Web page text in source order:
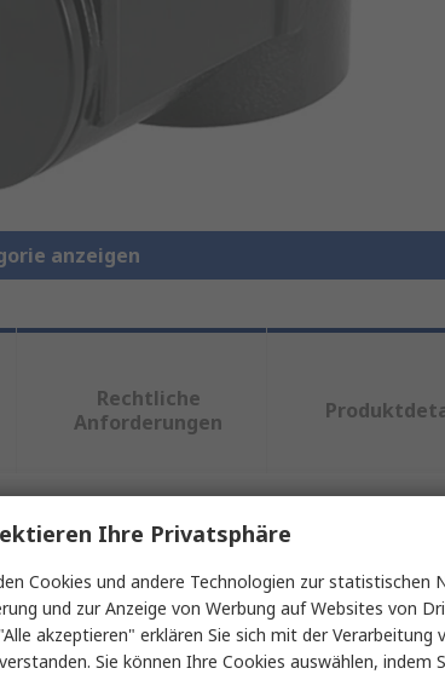
anzeigen
Rechtliche
Anforderungen
oder mehrere Eigenschaften auswählen.
Wert
Festo
Ihre Privatsphäre
Cookies und andere Technologien zur statistischen
und zur Anzeige von Werbung auf Websites von
akzeptieren" erklären Sie sich mit der Verarbeitung
Sie können Ihre Cookies auswählen, indem